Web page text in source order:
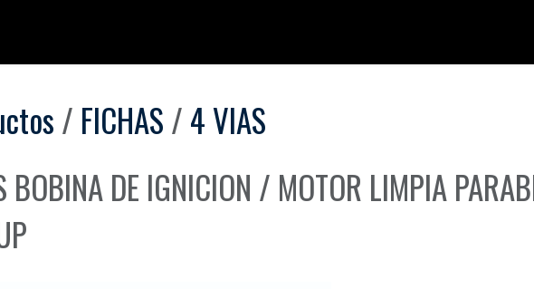
FICHAS 4 VIAS
BOBINA DE IGNICION / MOTOR LIMPIA